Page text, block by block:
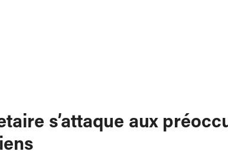
s’attaque aux